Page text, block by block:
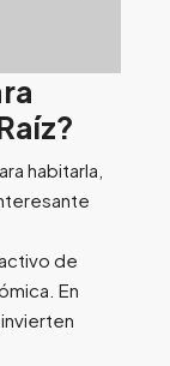
habitarla,
de
En